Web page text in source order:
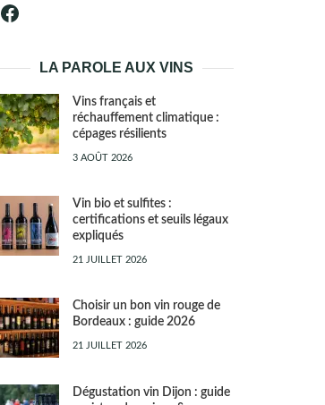
Facebook
LA PAROLE AUX VINS
Vins français et
réchauffement climatique :
cépages résilients
3 AOÛT 2026
Vin bio et sulfites :
certifications et seuils légaux
expliqués
21 JUILLET 2026
Choisir un bon vin rouge de
Bordeaux : guide 2026
21 JUILLET 2026
Dégustation vin Dijon : guide